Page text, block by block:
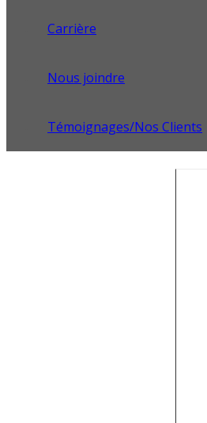
Carrière
Nous joindre
Témoignages/Nos Clients